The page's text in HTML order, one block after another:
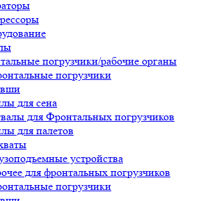
погрузчики/рабочие органы
погрузчики
для сена
для Фронтальных погрузчиков
для палетов
устройства
для фронтальных погрузчиков
погрузчики